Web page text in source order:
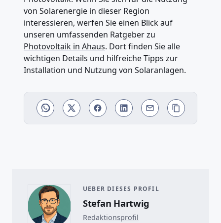
von Solarenergie in dieser Region
interessieren, werfen Sie einen Blick auf
unseren umfassenden Ratgeber zu
Photovoltaik in Ahaus. Dort finden Sie alle
wichtigen Details und hilfreiche Tipps zur
Installation und Nutzung von Solaranlagen.
UEBER DIESES PROFIL
Stefan Hartwig
Redaktionsprofil